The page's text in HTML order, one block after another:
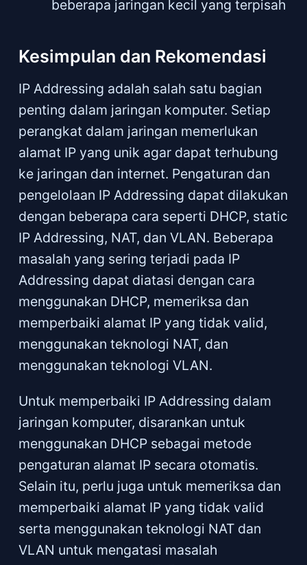
beberapa jaringan kecil yang terpisah
Kesimpulan dan Rekomendasi
IP Addressing adalah salah satu bagian
penting dalam jaringan komputer. Setiap
perangkat dalam jaringan memerlukan
alamat IP yang unik agar dapat terhubung
ke jaringan dan internet. Pengaturan dan
pengelolaan IP Addressing dapat dilakukan
dengan beberapa cara seperti DHCP, static
IP Addressing, NAT, dan VLAN. Beberapa
masalah yang sering terjadi pada IP
Addressing dapat diatasi dengan cara
menggunakan DHCP, memeriksa dan
memperbaiki alamat IP yang tidak valid,
menggunakan teknologi NAT, dan
menggunakan teknologi VLAN.
Untuk memperbaiki IP Addressing dalam
jaringan komputer, disarankan untuk
menggunakan DHCP sebagai metode
pengaturan alamat IP secara otomatis.
Selain itu, perlu juga untuk memeriksa dan
memperbaiki alamat IP yang tidak valid
serta menggunakan teknologi NAT dan
VLAN untuk mengatasi masalah